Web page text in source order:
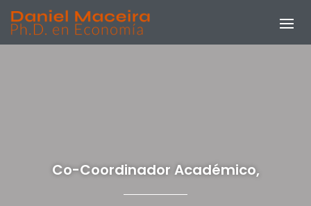
Co-Coordinador Académico,